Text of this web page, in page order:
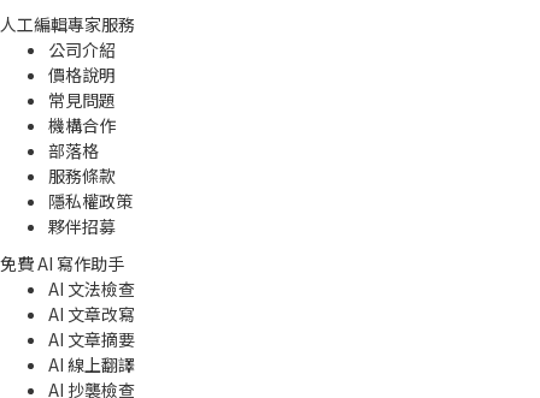
人工編輯專家服務
公司介紹
價格說明
常見問題
機構合作
部落格
服務條款
隱私權政策
夥伴招募
免費 AI 寫作助手
AI 文法檢查
AI 文章改寫
AI 文章摘要
AI 線上翻譯
AI 抄襲檢查